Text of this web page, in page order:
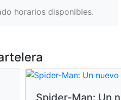
horarios disponibles.
Spider-Man: Un